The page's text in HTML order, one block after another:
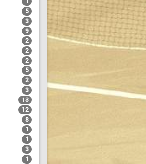
1
5
3
9
2
2
2
5
2
3
13
12
8
1
1
3
1